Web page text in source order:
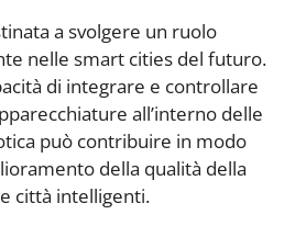
a svolgere un ruolo
nelle smart cities del futuro.
di integrare e controllare
all’interno delle
può contribuire in modo
della qualità della
città intelligenti.